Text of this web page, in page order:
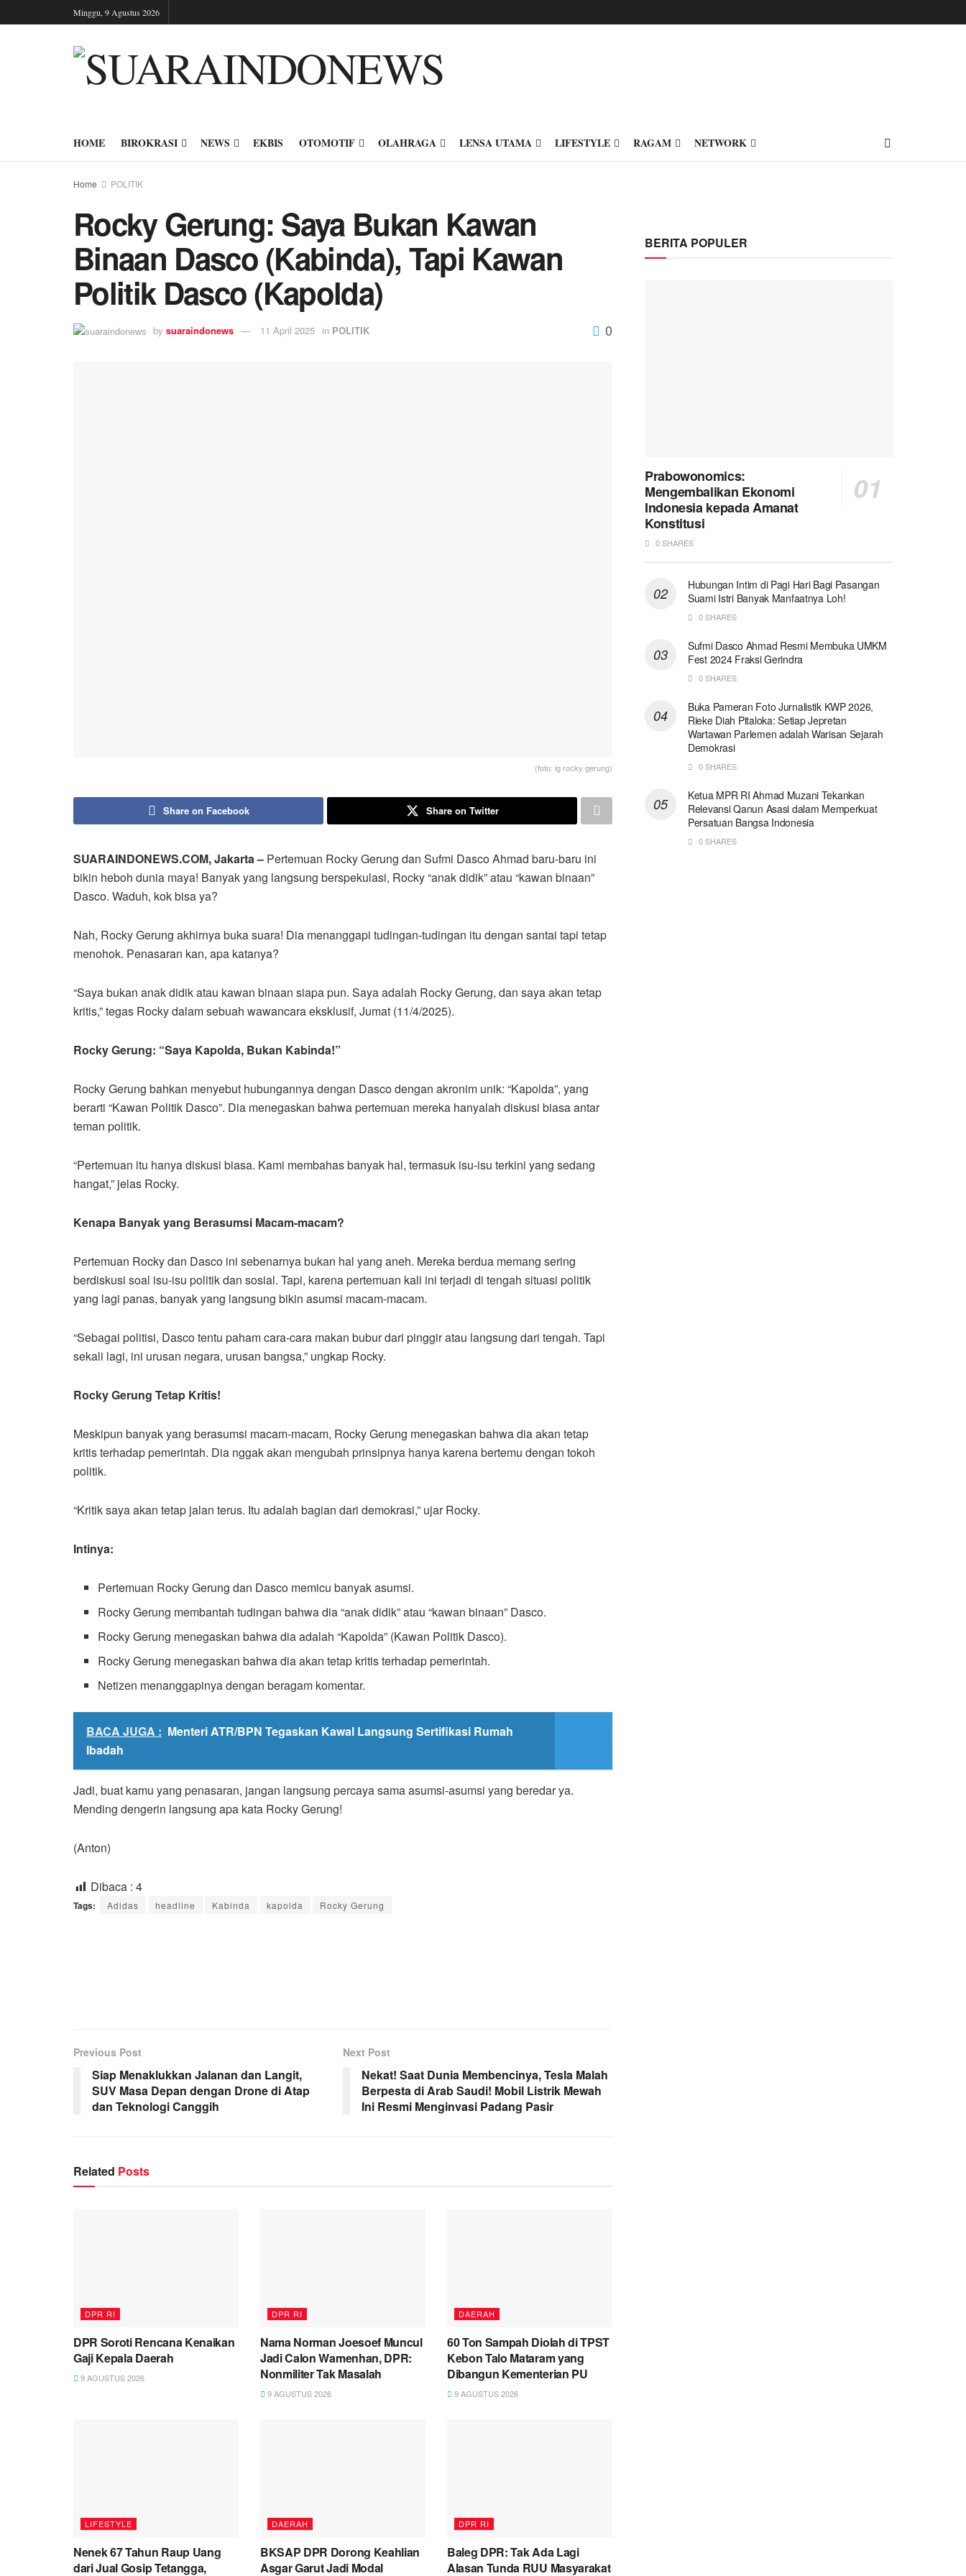
Minggu, 9 Agustus 2026
HOME BIROKRASI NEWS EKBIS OTOMOTIF OLAHRAGA LENSA UTAMA LIFESTYLE RAGAM NETWORK
Home POLITIK
Rocky Gerung: Saya Bukan Kawan
Binaan Dasco (Kabinda), Tapi Kawan
Politik Dasco (Kapolda)
by suaraindonews 11 April 2025 in POLITIK 0
(foto: ig rocky gerung)
Share on Facebook Share on Twitter
SUARAINDONEWS.COM, Jakarta – Pertemuan Rocky Gerung dan Sufmi Dasco Ahmad baru-baru ini
bikin heboh dunia maya! Banyak yang langsung berspekulasi, Rocky “anak didik” atau “kawan binaan”
Dasco. Waduh, kok bisa ya?
Nah, Rocky Gerung akhirnya buka suara! Dia menanggapi tudingan-tudingan itu dengan santai tapi tetap
menohok. Penasaran kan, apa katanya?
“Saya bukan anak didik atau kawan binaan siapa pun. Saya adalah Rocky Gerung, dan saya akan tetap
kritis,” tegas Rocky dalam sebuah wawancara eksklusif, Jumat (11/4/2025).
Rocky Gerung: “Saya Kapolda, Bukan Kabinda!”
Rocky Gerung bahkan menyebut hubungannya dengan Dasco dengan akronim unik: “Kapolda”, yang
berarti “Kawan Politik Dasco”. Dia menegaskan bahwa pertemuan mereka hanyalah diskusi biasa antar
teman politik.
“Pertemuan itu hanya diskusi biasa. Kami membahas banyak hal, termasuk isu-isu terkini yang sedang
hangat,” jelas Rocky.
Kenapa Banyak yang Berasumsi Macam-macam?
Pertemuan Rocky dan Dasco ini sebenarnya bukan hal yang aneh. Mereka berdua memang sering
berdiskusi soal isu-isu politik dan sosial. Tapi, karena pertemuan kali ini terjadi di tengah situasi politik
yang lagi panas, banyak yang langsung bikin asumsi macam-macam.
“Sebagai politisi, Dasco tentu paham cara-cara makan bubur dari pinggir atau langsung dari tengah. Tapi
sekali lagi, ini urusan negara, urusan bangsa,” ungkap Rocky.
Rocky Gerung Tetap Kritis!
Meskipun banyak yang berasumsi macam-macam, Rocky Gerung menegaskan bahwa dia akan tetap
kritis terhadap pemerintah. Dia nggak akan mengubah prinsipnya hanya karena bertemu dengan tokoh
politik.
“Kritik saya akan tetap jalan terus. Itu adalah bagian dari demokrasi,” ujar Rocky.
Intinya:
Pertemuan Rocky Gerung dan Dasco memicu banyak asumsi.
Rocky Gerung membantah tudingan bahwa dia “anak didik” atau “kawan binaan” Dasco.
Rocky Gerung menegaskan bahwa dia adalah “Kapolda” (Kawan Politik Dasco).
Rocky Gerung menegaskan bahwa dia akan tetap kritis terhadap pemerintah.
Netizen menanggapinya dengan beragam komentar.
BACA JUGA : Menteri ATR/BPN Tegaskan Kawal Langsung Sertifikasi Rumah
Ibadah
Jadi, buat kamu yang penasaran, jangan langsung percaya sama asumsi-asumsi yang beredar ya.
Mending dengerin langsung apa kata Rocky Gerung!
(Anton)
Dibaca : 4
Tags: Adidas headline Kabinda kapolda Rocky Gerung
Previous Post
Siap Menaklukkan Jalanan dan Langit,
SUV Masa Depan dengan Drone di Atap
dan Teknologi Canggih
Next Post
Nekat! Saat Dunia Membencinya, Tesla Malah
Berpesta di Arab Saudi! Mobil Listrik Mewah
Ini Resmi Menginvasi Padang Pasir
Related Posts
DPR RI
DPR Soroti Rencana Kenaikan
Gaji Kepala Daerah
9 AGUSTUS 2026
DPR RI
Nama Norman Joesoef Muncul
Jadi Calon Wamenhan, DPR:
Nonmiliter Tak Masalah
9 AGUSTUS 2026
DAERAH
60 Ton Sampah Diolah di TPST
Kebon Talo Mataram yang
Dibangun Kementerian PU
9 AGUSTUS 2026
LIFESTYLE
Nenek 67 Tahun Raup Uang
dari Jual Gosip Tetangga,
DAERAH
BKSAP DPR Dorong Keahlian
Asgar Garut Jadi Modal
DPR RI
Baleg DPR: Tak Ada Lagi
Alasan Tunda RUU Masyarakat
BERITA POPULER
Prabowonomics:
Mengembalikan Ekonomi
Indonesia kepada Amanat
Konstitusi
0 SHARES
Hubungan Intim di Pagi Hari Bagi Pasangan
Suami Istri Banyak Manfaatnya Loh!
0 SHARES
Sufmi Dasco Ahmad Resmi Membuka UMKM
Fest 2024 Fraksi Gerindra
0 SHARES
Buka Pameran Foto Jurnalistik KWP 2026,
Rieke Diah Pitaloka: Setiap Jepretan
Wartawan Parlemen adalah Warisan Sejarah
Demokrasi
0 SHARES
Ketua MPR RI Ahmad Muzani Tekankan
Relevansi Qanun Asasi dalam Memperkuat
Persatuan Bangsa Indonesia
0 SHARES